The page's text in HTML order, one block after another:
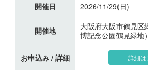
開催日 2026/11/29(日)
開催地
大阪府大阪市鶴見
博記念公園鶴見緑地
お申込み / 詳細 詳細は